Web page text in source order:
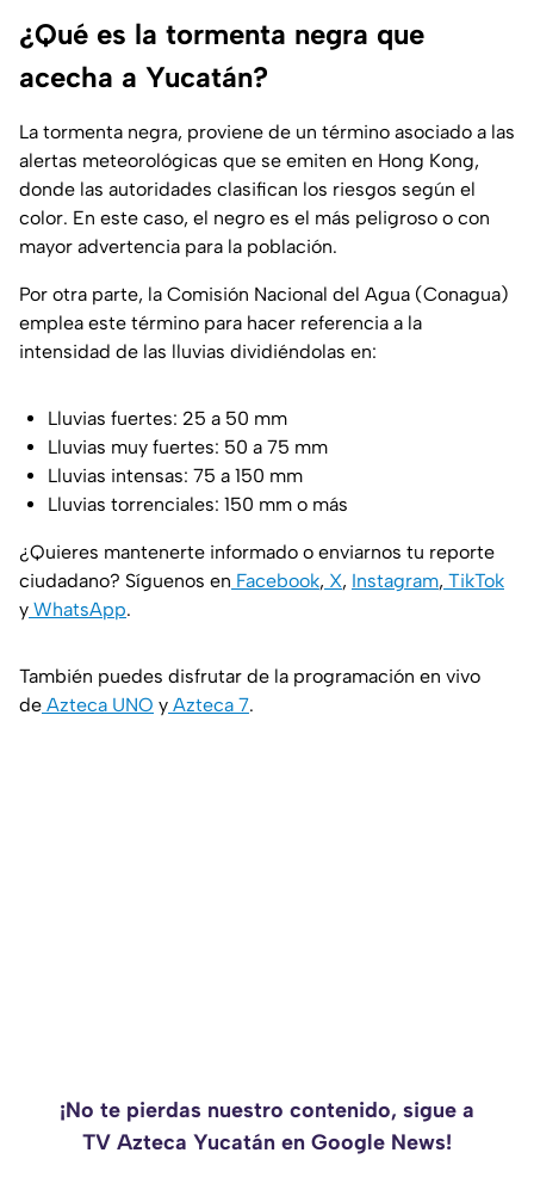
¿Qué es la tormenta negra que
acecha a Yucatán?
La tormenta negra, proviene de un término asociado a las
alertas meteorológicas que se emiten en Hong Kong,
donde las autoridades clasifican los riesgos según el
color. En este caso, el negro es el más peligroso o con
mayor advertencia para la población.
Por otra parte, la Comisión Nacional del Agua (Conagua)
emplea este término para hacer referencia a la
intensidad de las lluvias dividiéndolas en:
Lluvias fuertes: 25 a 50 mm
Lluvias muy fuertes: 50 a 75 mm
Lluvias intensas: 75 a 150 mm
Lluvias torrenciales: 150 mm o más
¿Quieres mantenerte informado o enviarnos tu reporte
ciudadano? Síguenos en Facebook, X, Instagram, TikTok
y WhatsApp.
También puedes disfrutar de la programación en vivo
de Azteca UNO y Azteca 7.
¡No te pierdas nuestro contenido, sigue a
TV Azteca Yucatán en Google News!